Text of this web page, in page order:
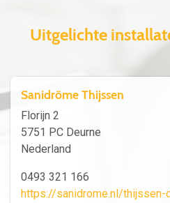
Uitgelichte
Sanidrõme Thijssen
Florijn 2
5751 PC Deurne
Nederland
0493 321 166
https://sanidrome.nl/thijssen-